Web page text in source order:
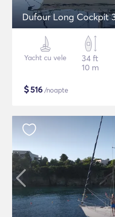
Dufour Long Cockpit
Yacht cu vele
34 ft
10 m
$516 /noapte